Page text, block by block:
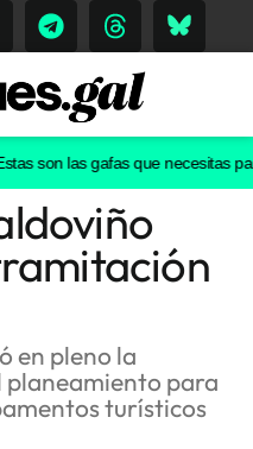
son las gafas que necesitas para
en pleno la
para
turísticos